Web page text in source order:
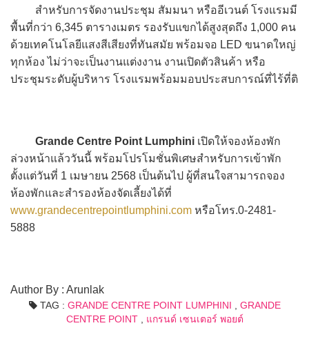
สำหรับการจัดงานประชุม สัมมนา หรืออีเวนต์ โรงแรมมี
พื้นที่กว่า 6,345 ตารางเมตร รองรับแขกได้สูงสุดถึง 1,000 คน
ด้วยเทคโนโลยีแสงสีเสียงที่ทันสมัย พร้อมจอ LED ขนาดใหญ่
ทุกห้อง ไม่ว่าจะเป็นงานแต่งงาน งานเปิดตัวสินค้า หรือ
ประชุมระดับผู้บริหาร โรงแรมพร้อมมอบประสบการณ์ที่ไร้ที่ติ
Grande Centre Point Lumphini เปิดให้จองห้องพัก
ล่วงหน้าแล้ววันนี้ พร้อมโปรโมชั่นพิเศษสำหรับการเข้าพัก
ตั้งแต่วันที่ 1 เมษายน 2568 เป็นต้นไป ผู้ที่สนใจสามารถจอง
ห้องพักและสำรองห้องจัดเลี้ยงได้ที่
www.grandecentrepointlumphini.com หรือโทร.0-2481-
5888
Author By : Arunlak
TAG : GRANDE CENTRE POINT LUMPHINI , GRANDE
CENTRE POINT, แกรนด์ เซนเตอร์ พอยต์